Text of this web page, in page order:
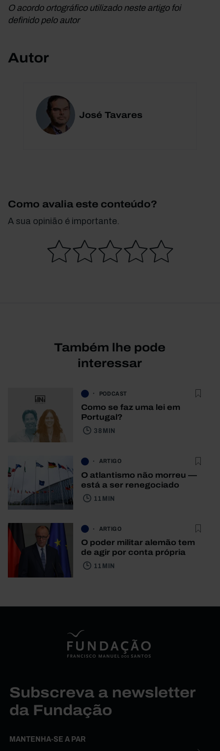
O acordo ortográfico utilizado neste artigo foi
definido pelo autor
Autor
José Tavares
Como avalia este conteúdo?
A sua opinião é importante.
Também lhe pode
interessar
PODCAST
Como se faz uma lei em
Portugal?
38 MIN
ARTIGO
O atlantismo não morreu —
está a ser renegociado
11 MIN
ARTIGO
O poder militar alemão tem
de agir por conta própria
11 MIN
Subscreva a newsletter
da Fundação
MANTENHA-SE A PAR